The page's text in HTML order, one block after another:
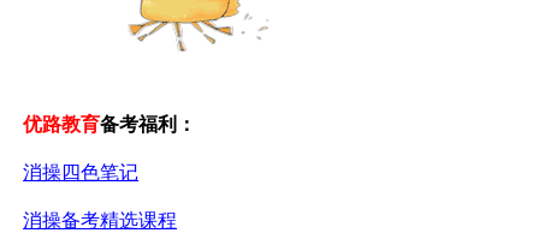
优路教育备考福利 ：
消操四色笔记
消操备考精选课程